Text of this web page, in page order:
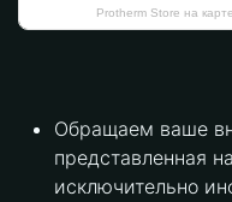
Protherm Store на
Обращаем ваше
представленная
исключительно